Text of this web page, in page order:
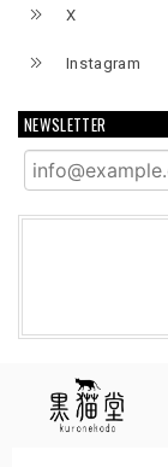
X
Instagram
NEWSLETTER